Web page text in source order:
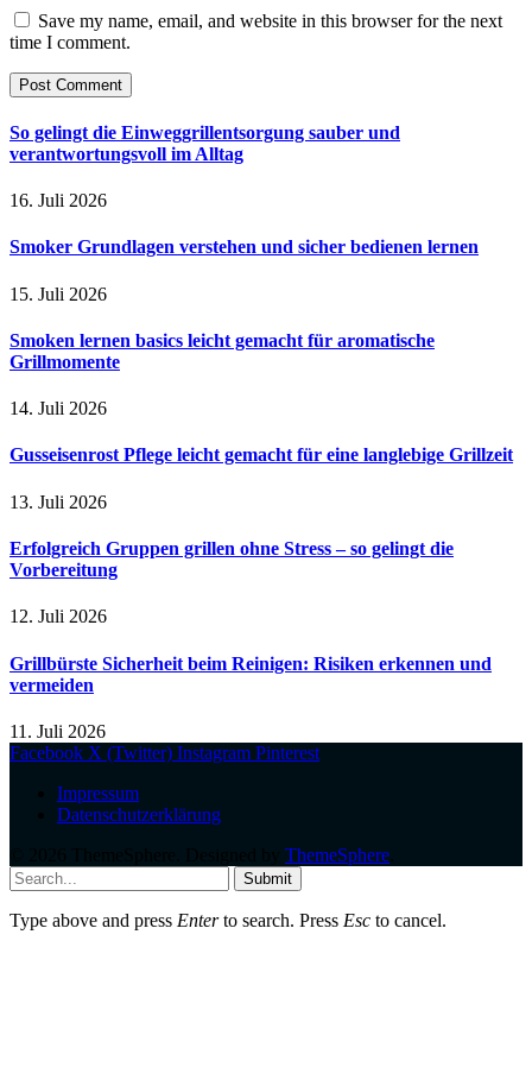
Save my name, email, and website in this browser for the next
time I comment.
So gelingt die Einweggrillentsorgung sauber und
verantwortungsvoll im Alltag
16. Juli 2026
Smoker Grundlagen verstehen und sicher bedienen lernen
15. Juli 2026
Smoken lernen basics leicht gemacht für aromatische
Grillmomente
14. Juli 2026
Gusseisenrost Pflege leicht gemacht für eine langlebige Grillzeit
13. Juli 2026
Erfolgreich Gruppen grillen ohne Stress – so gelingt die
Vorbereitung
12. Juli 2026
Grillbürste Sicherheit beim Reinigen: Risiken erkennen und
vermeiden
11. Juli 2026
Facebook X (Twitter) Instagram Pinterest
Impressum
Datenschutzerklärung
ThemeSphere
Submit
Type above and press Enterto search. Press Esc to cancel.